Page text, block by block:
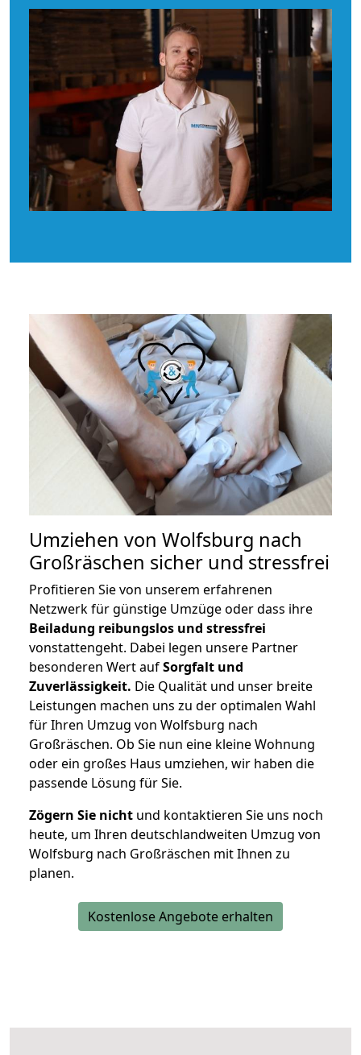
Umziehen von Wolfsburg nach
Großräschen sicher und stressfrei
Profitieren Sie von unserem erfahrenen
Netzwerk für günstige Umzüge oder dass ihre
Beiladung reibungslos und stressfrei
vonstattengeht. Dabei legen unsere Partner
besonderen Wert aufSorgfalt und
Zuverlässigkeit. Die Qualität und unser breite
Leistungen machen uns zu der optimalen Wahl
für Ihren Umzug von Wolfsburg nach
Großräschen. Ob Sie nun eine kleine Wohnung
oder ein großes Haus umziehen, wir haben die
passende Lösung für Sie.
Zögern Sie nicht und kontaktieren Sie uns noch
heute, um Ihren deutschlandweiten Umzug von
Wolfsburg nach Großräschen mit Ihnen zu
planen.
Kostenlose Angebote erhalten